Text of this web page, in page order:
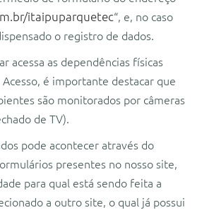
itaipuparquetec“, e, no caso
o registro de dados.
acessa as dependências físicas
é importante destacar que
são monitorados por câmeras
de TV).
pode acontecer através do
presentes no nosso site,
para qual está sendo feita a
a outro site, o qual já possui